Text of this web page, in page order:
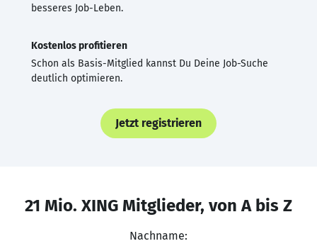
besseres Job-Leben.
Kostenlos profitieren
Schon als Basis-Mitglied kannst Du Deine Job-Suche
deutlich optimieren.
Jetzt registrieren
21 Mio. XING Mitglieder, von A bis Z
Nachname: